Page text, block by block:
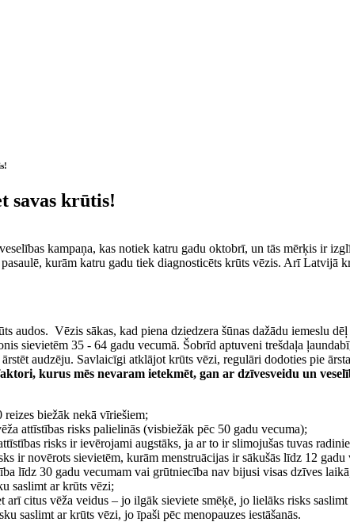
savas krūtis!
kampaņa, kas notiek katru gadu oktobrī, un tās mērķis ir
kurām katru gadu tiek diagnosticēts krūts vēzis. Arī Latvijā
audos. Vēzis sākas, kad piena dziedzera šūnas dažādu iemeslu
sievietēm 35 - 64 gadu vecumā. Šobrīd aptuveni trešdaļa
audzēju. Savlaicīgi atklājot krūts vēzi, regulāri dodoties pie
kurus mēs nevaram ietekmēt, gan ar dzīvesveidu un
biežāk nekā vīriešiem;
attīstības risks palielinās (visbiežāk pēc 50 gadu vecuma);
risks ir ievērojami augstāks, ja ar to ir slimojušas tuvas
ir novērots sievietēm, kurām menstruācijas ir sākušās līdz 12
līdz 30 gadu vecumam vai grūtniecība nav bijusi visas dzīves
saslimt ar krūts vēzi;
arī citus vēža veidus – jo ilgāk sieviete smēķē, jo lielāks risks
saslimt ar krūts vēzi, jo īpaši pēc menopauzes iestāšanās.